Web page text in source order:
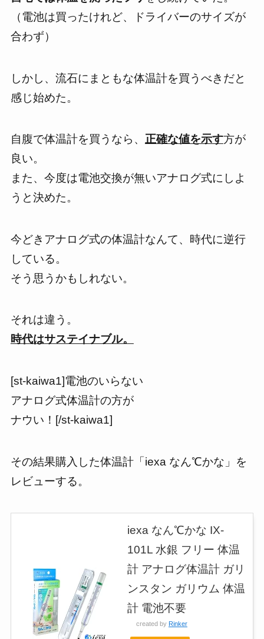
（電池は買ったけれど、ドライバーのサイズが
合わず）
しかし、 流石にまともな体温計を買うべき だと
感じ始めた。
自腹で体温計を買うなら、 正確な値を示す方が
良い。
また、今度は電池交換が無いアナログ式にしよ
うと決めた。
今どきアナログ式の体温計なんて、時代に逆行
している。
そう思うかもしれない。
それは違う。
時代はサステイナブル。
[st-kaiwa1]電池のいらない
アナログ式体温計の方が
ナウい！[/st-kaiwa1]
その結果購入した体温計「iexa なん℃かな」 を
レビューする。
iexa なん℃かな IX-
101L 水銀 フリー 体温
計 アナログ体温計 ガリ
ンスタン ガリウム 体温
計 電池不要
created by Rinker